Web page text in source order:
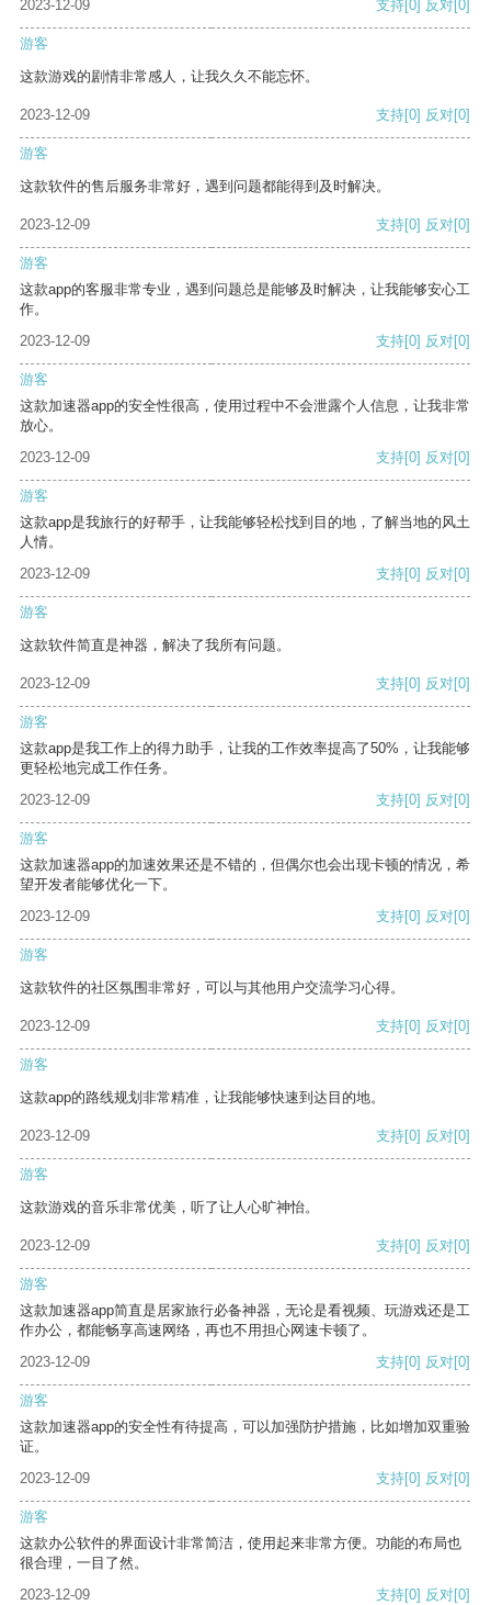
2023-12-09 支持 [0] 反对 [0]
游客
这款游戏的剧情非常感人，让我久久不能忘怀。
2023-12-09 支持[0] 反对[0]
游客
这款软件的售后服务非常好，遇到问题都能得到及时解决。
2023-12-09 支持[0] 反对[0]
游客
这款app的客服非常专业，遇到问题总是能够及时解决，让我能够安心工
作。
2023-12-09
支持[0] 反对[0]
游客
这款加速器app的安全性很高，使用过程中不会泄露个人信息，让我非常
放心。
2023-12-09
支持[0] 反对[0]
游客
这款app是我旅行的好帮手，让我能够轻松找到目的地，了解当地的风土
人情。
2023-12-09
支持[0] 反对[0]
游客
这款软件简直是神器，解决了我所有问题。
2023-12-09 支持[0] 反对[0]
游客
这款app是我工作上的得力助手，让我的工作效率提高了50%，让我能够
更轻松地完成工作任务。
2023-12-09
支持[0] 反对[0]
游客
这款加速器app的加速效果还是不错的，但偶尔也会出现卡顿的情况，希
望开发者能够优化一下。
2023-12-09
支持[0] 反对[0]
游客
这款软件的社区氛围非常好，可以与其他用户交流学习心得。
2023-12-09 支持[0] 反对[0]
游客
这款app的路线规划非常精准，让我能够快速到达目的地。
2023-12-09 支持[0] 反对[0]
游客
这款游戏的音乐非常优美，听了让人心旷神怡。
2023-12-09 支持[0] 反对[0]
游客
这款加速器app简直是居家旅行必备神器，无论是看视频、玩游戏还是工
作办公，都能畅享高速网络，再也不用担心网速卡顿了。
2023-12-09
支持[0] 反对[0]
游客
这款加速器app的安全性有待提高，可以加强防护措施，比如增加双重验
证。
2023-12-09
支持[0] 反对[0]
游客
这款办公软件的界面设计非常简洁，使用起来非常方便。功能的布局也
很合理，一目了然。
2023-12-09
支持[0] 反对[0]